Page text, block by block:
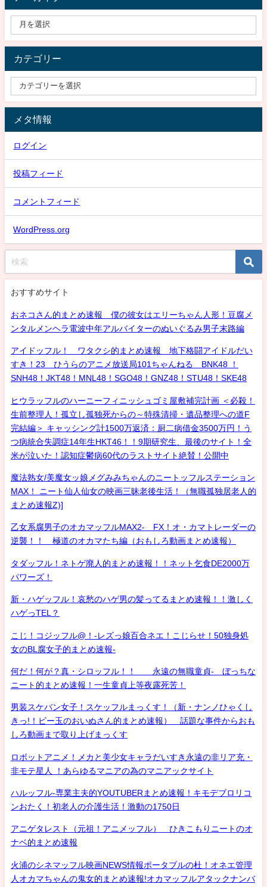
カテゴリー
メタ情報
ログイン
投稿フィード
コメントフィード
WordPress.org
おすすめサイト
おネコさん的まとめ速報 僕の彼女はエリーちゃん人形！豆腐メ
ンタルメンヘラ電波中年アルバイターのぬいぐるみ男子末路編
アイドッフル！ ワタクシ的まとめ速報 地下格闘アイドルだい
すき！23 ひうらのアニメ放送局101ちゃんねる BNK48 ！
SNH48！JKT48！MNL48！SGO48！GNZ48！STU48！SKE48
ヒウラッフルのハーニーフィニッシュゴミ屋敷補完計画 ＜必殺！
生前整理人！孤立し孤独死からの～特殊清掃・遺品整理への道F
完結編＞ キャッシング計1500万返済：厨二病借金3500万円！う
つ病統合失調症14年生HKT46！！9期研究生、最後のサイト！全
米が泣いた！認知症鬱病60代のラストサイト絶賛！公開中
魔法熟女/美魔女ッ娘メグみみちゃんのニートッフルステーション
MAX！ ニート仙人仙女の映画三昧老後生活！（無職孤独居老人的
まとめ速報Z)]
乙女系腐男子のオカマッフルMAX2- FX！オ・カマトレーダーの
逆襲！！ 極道のオカマたち編（おもしろ動画まとめ速報）
タダッフル！ネトゲ廃人的まとめ速報！！ネット乞食DE2000万
パワーズ！
新・ハゲッフル！哀愁のハゲ男の髪ってるまとめ速報！！激しく
ハゲっTEL？
こじ！コジッフル@！-レズっ娘百合ネエ！こじらせ！50独身処
女のBL腐女子的まとめ速報-
何だ！何が？真・シロッフル！！ 永遠の無職童貞- ぼっちな
ニート的まとめ速報！一生童貞上等夜露死苦！
男装スケバン女子！スケッフルまっくす！（新・ナンノひゃくし
きっ!！ビー玉のおいぬさん的まとめ速報） 話題な事件からおも
しろ動画まで取り上げまっくす
ロボットアニメ！メカと美少女キャラだいすき永遠の非リア充・
非モテ星人 ！あらゆるマニアの為のマニアックサイト
ハルッフル-専業主夫的YOUTUBERまとめ速報！キモデブロリコ
ンおたく！初老人の介護生活！激動の1750日
アニゲタレスト（元祖！アニメッフル） ひきこもりニートのオ
ナベ的まとめ速報
火浦のシネマッフル映画NEWS情報ポータブルの杜！オネエ管理
人オカマちゃんの鬼女的まとめ速報!オカマッフルアタックナンバ